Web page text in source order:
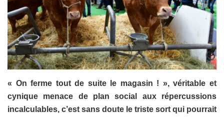
« On ferme tout de suite le magasin ! », véritable et
cynique menace de plan social aux répercussions
incalculables, c’est sans doute le triste sort qui pourrait